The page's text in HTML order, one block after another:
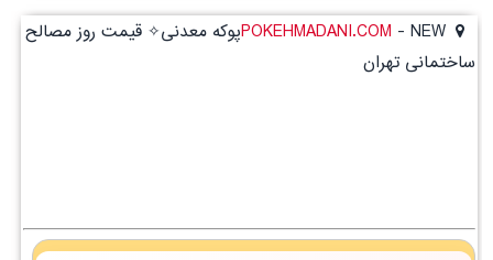
POKEHMADANI.COM -
NEWپوکه معدنی✧ قیمت روز مصالح
ساختمانی تهران